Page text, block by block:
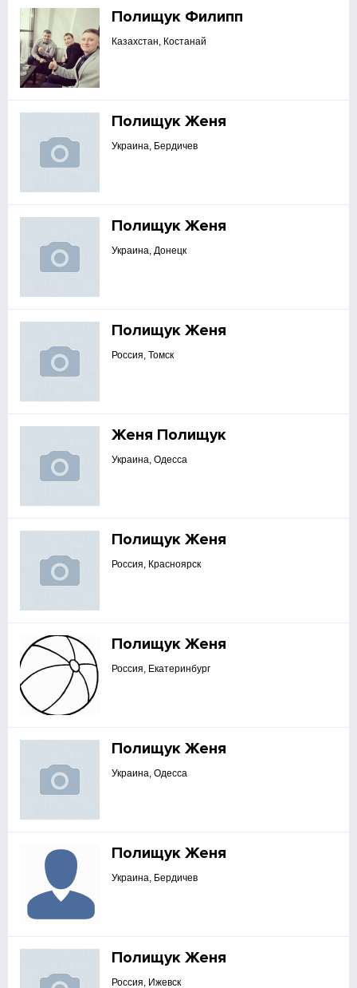
Полищук Филипп
Казахстан, Костанай
Полищук Женя
Украина, Бердичев
Полищук Женя
Украина, Донецк
Полищук Женя
Россия, Томск
Женя Полищук
Украина, Одесса
Полищук Женя
Россия, Красноярск
Полищук Женя
Россия, Екатеринбург
Полищук Женя
Украина, Одесса
Полищук Женя
Украина, Бердичев
Полищук Женя
Россия, Ижевск